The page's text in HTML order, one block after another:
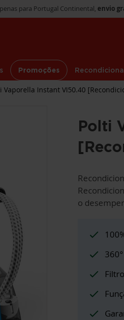
para Portugal Continental, envio
Promoções
Vaporella Instant VI50.40
Polti
o